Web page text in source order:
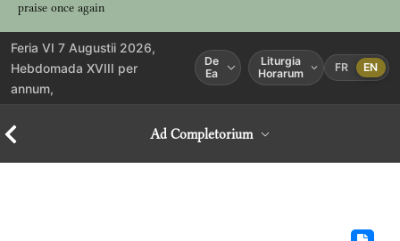
praise once again
Feria VI 7 Augustii 2026,
Hebdomada XVIII per
annum,
De
Ea
Liturgia
Horarum
FR EN
Ad Completorium